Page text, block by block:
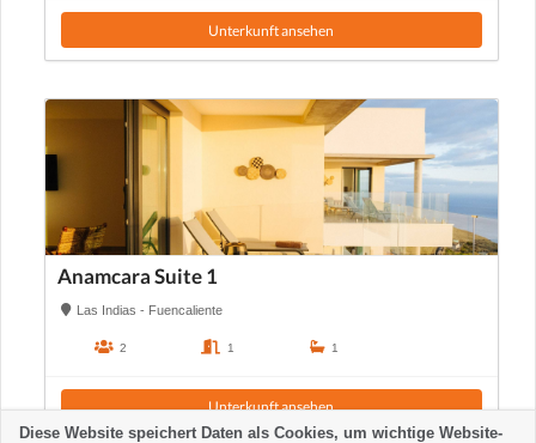
Unterkunft ansehen
Anamcara Suite 1
Las Indias - Fuencaliente
2 1 1
Unterkunft ansehen
Diese Website speichert Daten als Cookies, um wichtige Website-